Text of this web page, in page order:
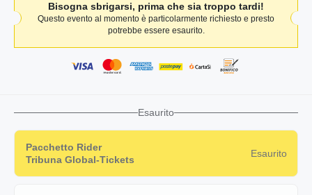
Bisogna sbrigarsi, prima che sia troppo tardi!
Questo evento al momento è particolarmente richiesto e presto
potrebbe essere esaurito.
Esaurito
Pacchetto Rider
Tribuna Global-Tickets
Esaurito